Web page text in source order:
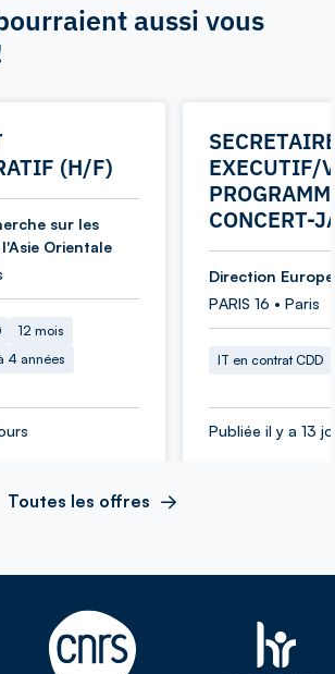
aussi vous
(H/F)
sur les
Orientale
12 mois
4 années
EXECUTIF/
CONCERT-
Direction
PARIS 16 • Paris
IT en contrat CDD
Publiée il y a 13
Toutes les offres